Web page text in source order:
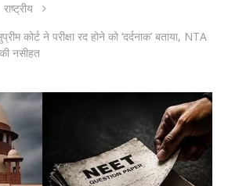
राष्ट्रीय
कोर्ट ने परीक्षा रद होने को ‘दर्दनाक’ बताया, NTA
नसीहत